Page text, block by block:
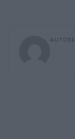
AUTORE